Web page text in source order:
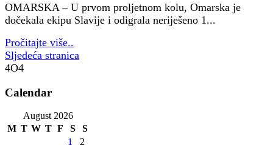
OMARSKA – U prvom proljetnom kolu, Omarska je
dočekala ekipu Slavije i odigrala neriješeno 1...
Pročitajte više..
Sljedeća stranica
4O4
Calendar
August 2026
M T W T F S S
1
2